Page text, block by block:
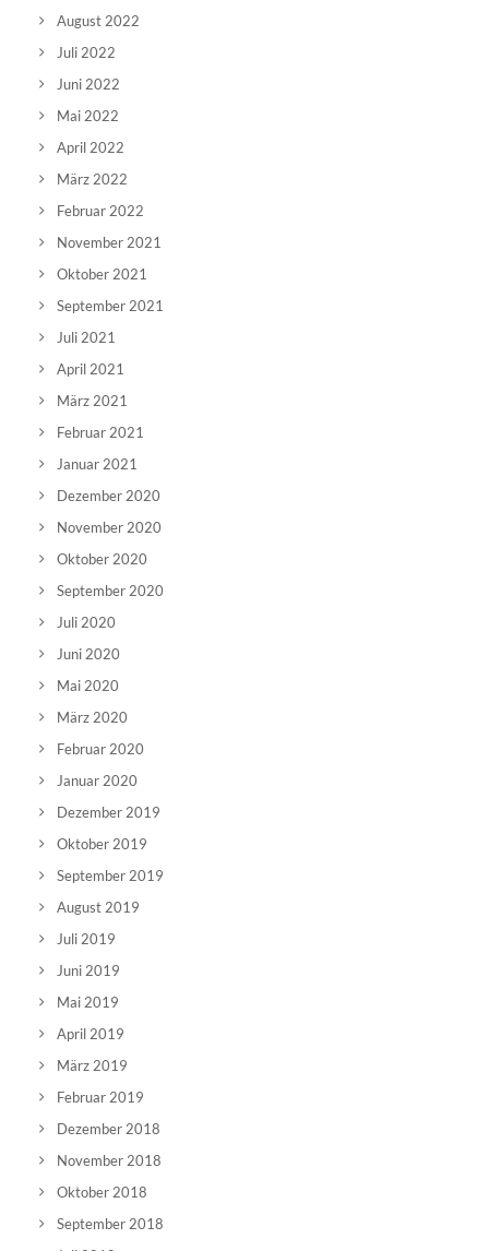
August 2022
Juli 2022
Juni 2022
Mai 2022
April 2022
März 2022
Februar 2022
November 2021
Oktober 2021
September 2021
Juli 2021
April 2021
März 2021
Februar 2021
Januar 2021
Dezember 2020
November 2020
Oktober 2020
September 2020
Juli 2020
Juni 2020
Mai 2020
März 2020
Februar 2020
Januar 2020
Dezember 2019
Oktober 2019
September 2019
August 2019
Juli 2019
Juni 2019
Mai 2019
April 2019
März 2019
Februar 2019
Dezember 2018
November 2018
Oktober 2018
September 2018